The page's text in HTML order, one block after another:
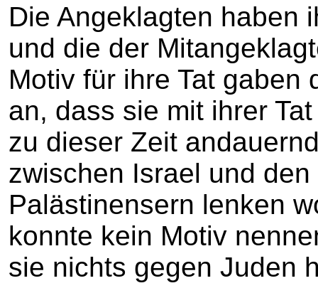
Die Angeklagten haben
und die der
Motiv für ihre Tat gaben
an, dass sie mit ihrer
zu dieser Zeit
zwischen Israel und
Palästinensern lenken
konnte kein Motiv
sie nichts gegen Juden